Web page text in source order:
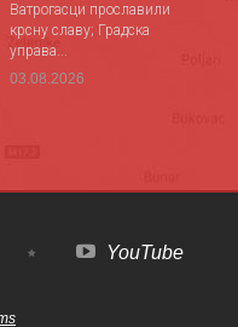
Ватрогасци прославили
крсну славу; Градска
управа...
03.08.2026
YouTube